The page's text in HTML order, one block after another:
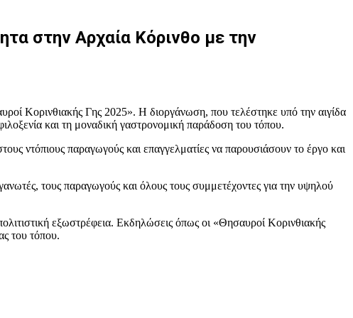
στην Αρχαία Κόρινθο με την
Κορινθιακής Γης 2025». Η διοργάνωση, που τελέστηκε υπό την αιγίδα
και τη μοναδική γαστρονομική παράδοση του τόπου.
ντόπιους παραγωγούς και επαγγελματίες να παρουσιάσουν το έργο και
τους παραγωγούς και όλους τους συμμετέχοντες για την υψηλού
εξωστρέφεια. Εκδηλώσεις όπως οι «Θησαυροί Κορινθιακής
του τόπου.